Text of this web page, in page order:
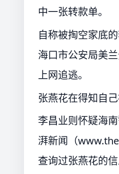
中一张转款单。
自称被掏空家底
海口市公安局美
上网追逃。
张燕花在得知自
李昌业则怀疑海
湃新闻（
查询过张燕花的